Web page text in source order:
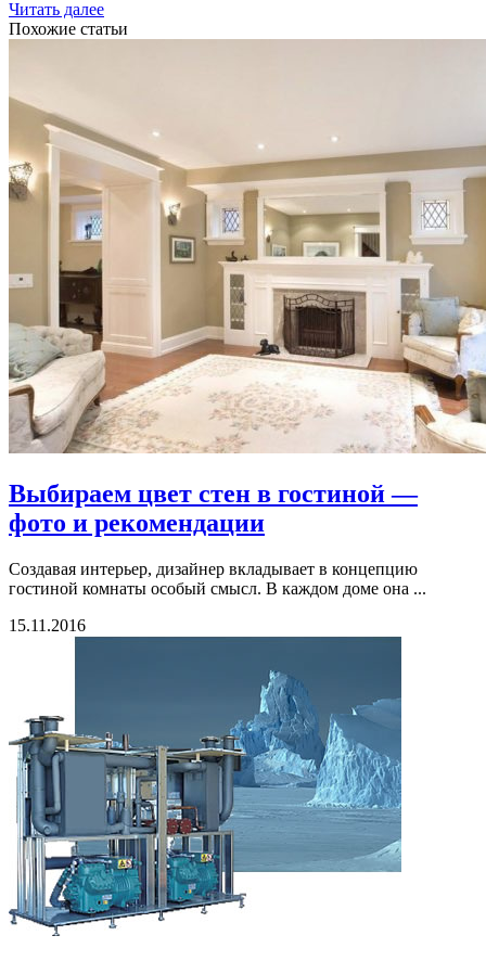
Читать далее
Похожие статьи
Выбираем цвет стен в гостиной —
фото и рекомендации
Создавая интерьер, дизайнер вкладывает в концепцию
гостиной комнаты особый смысл. В каждом доме она ...
15.11.2016